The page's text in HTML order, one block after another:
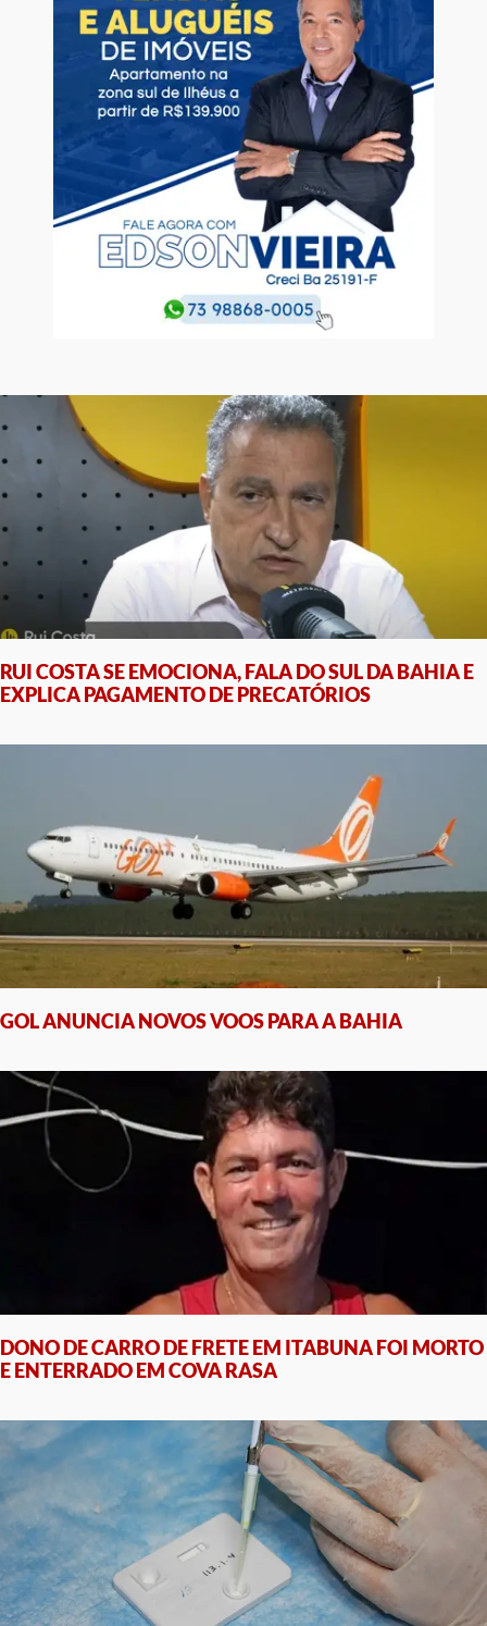
RUI COSTA SE EMOCIONA, FALA DO SUL DA BAHIA E
EXPLICA PAGAMENTO DE PRECATÓRIOS
GOL ANUNCIA NOVOS VOOS PARA A BAHIA
DONO DE CARRO DE FRETE EM ITABUNA FOI MORTO
E ENTERRADO EM COVA RASA